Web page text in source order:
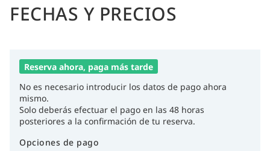
FECHAS Y PRECIOS
Reserva ahora, paga más tarde
No es necesario introducir los datos de pago ahora
mismo.
Solo deberás efectuar el pago en las 48 horas
posteriores a la confirmación de tu reserva.
Opciones de pago